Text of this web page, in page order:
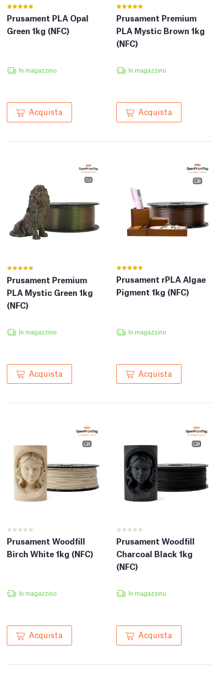
Prusament PLA Opal
Green 1kg (NFC)
In magazzino
Acquista
Prusament Premium
PLA Mystic Brown 1kg
(NFC)
In magazzino
Acquista
Prusament Premium
PLA Mystic Green 1kg
(NFC)
In magazzino
Acquista
Prusament rPLA Algae
Pigment 1kg (NFC)
In magazzino
Acquista
Prusament Woodfill
Birch White 1kg (NFC)
In magazzino
Acquista
Prusament Woodfill
Charcoal Black 1kg
(NFC)
In magazzino
Acquista